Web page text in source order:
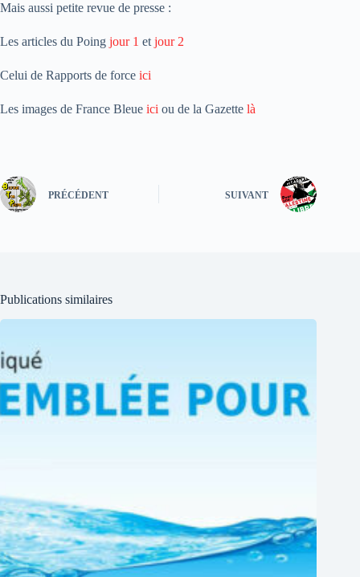
Mais aussi petite revue de presse :
Les articles du Poing jour 1 et jour 2
Celui de Rapports de force ici
Les images de France Bleue ici ou de la Gazette là
PRÉCÉDENT SUIVANT
Publications similaires